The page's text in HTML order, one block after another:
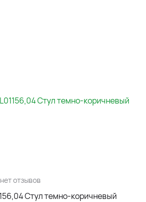
нет отзывов
KL01156,04 Стул темно-коричневый